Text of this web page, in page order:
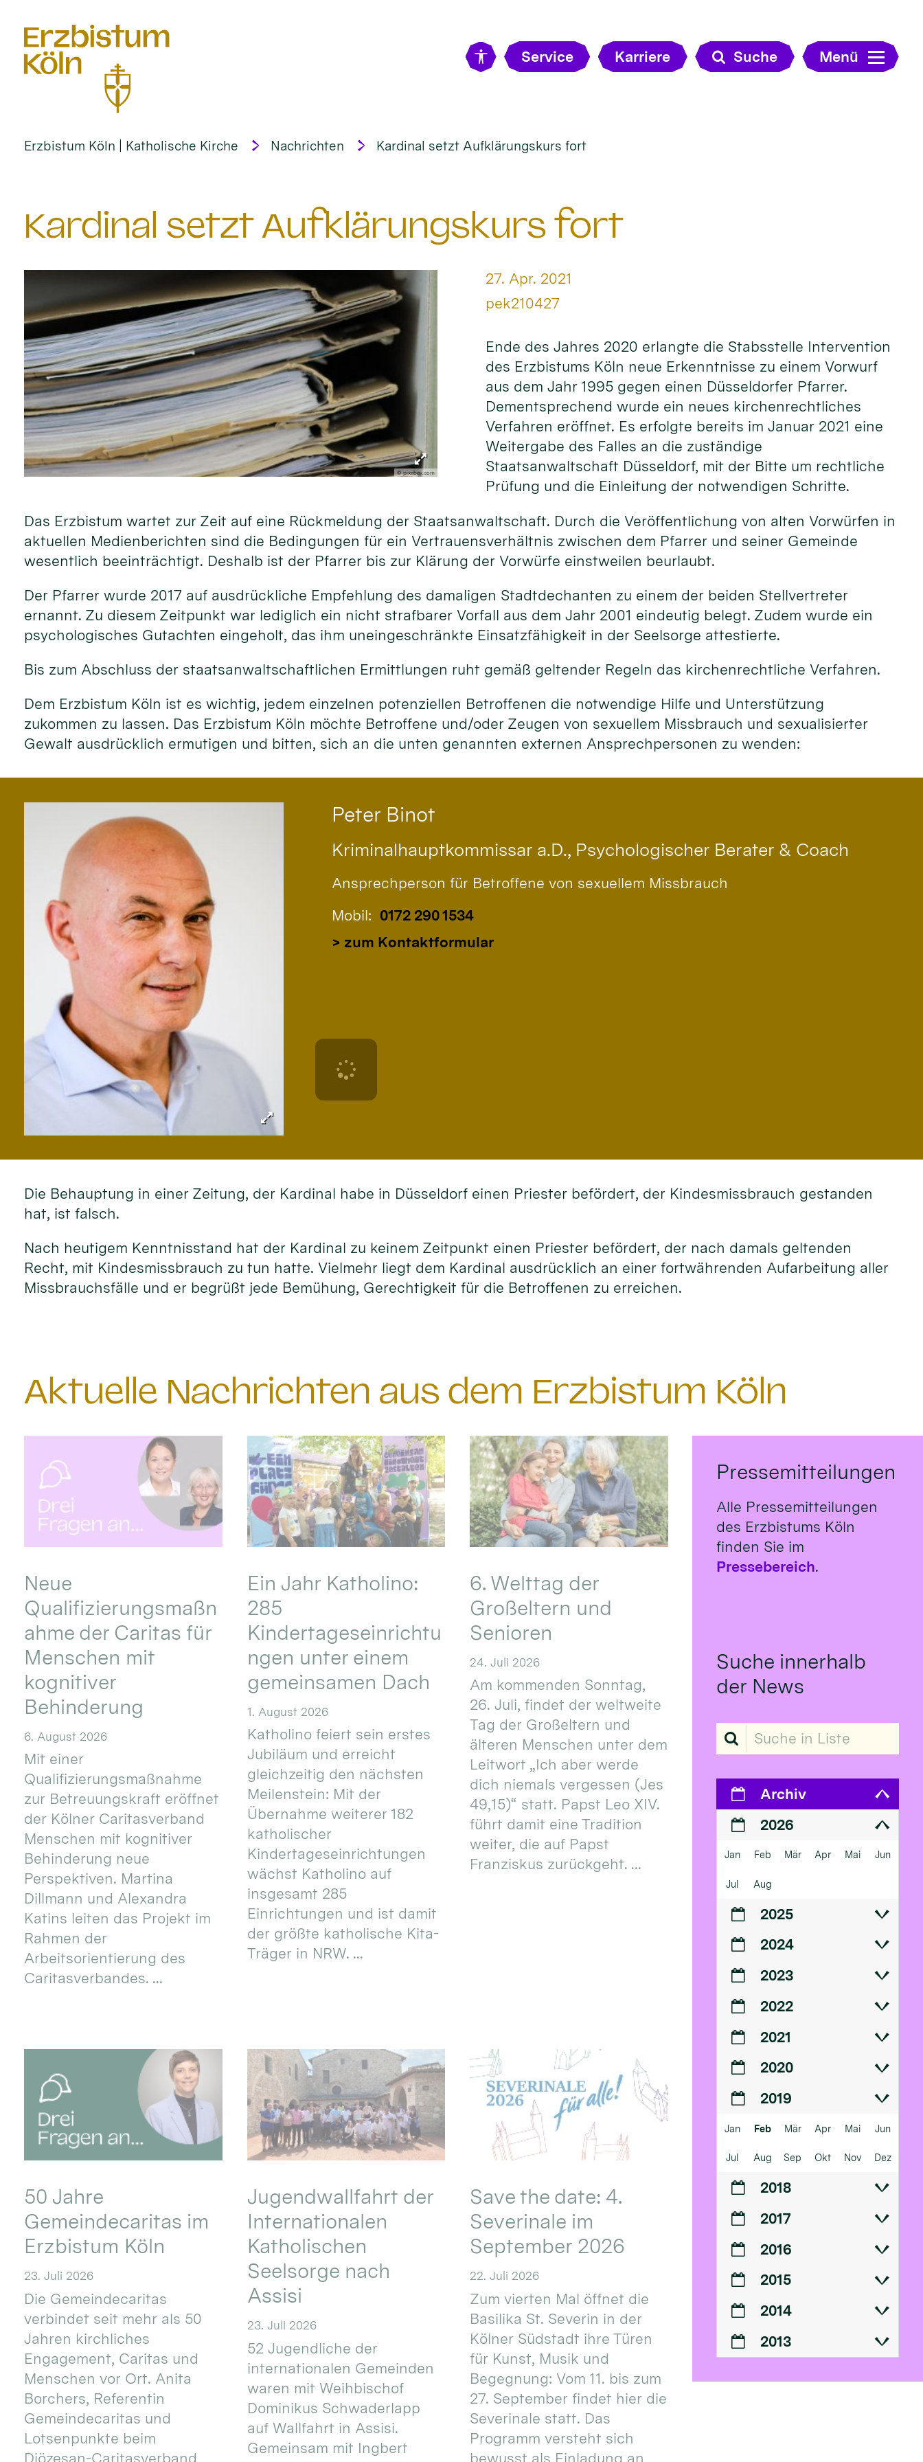
Service Karriere Suche Menü
Erzbistum Köln | Katholische Kirche Nachrichten Kardinal setzt Aufklärungskurs fort
Kardinal setzt Aufklärungskurs fort
© pixabay.com
Datum:
27. Apr. 2021
Von:
pek210427
Ende des Jahres 2020 erlangte die Stabsstelle Intervention
des Erzbistums Köln neue Erkenntnisse zu einem Vorwurf
aus dem Jahr 1995 gegen einen Düsseldorfer Pfarrer.
Dementsprechend wurde ein neues kirchenrechtliches
Verfahren eröffnet. Es erfolgte bereits im Januar 2021 eine
Weitergabe des Falles an die zuständige
Staatsanwaltschaft Düsseldorf, mit der Bitte um rechtliche
Prüfung und die Einleitung der notwendigen Schritte.
Das Erzbistum wartet zur Zeit auf eine Rückmeldung der Staatsanwaltschaft. Durch die Veröffentlichung von alten Vorwürfen in
aktuellen Medienberichten sind die Bedingungen für ein Vertrauensverhältnis zwischen dem Pfarrer und seiner Gemeinde
wesentlich beeinträchtigt. Deshalb ist der Pfarrer bis zur Klärung der Vorwürfe einstweilen beurlaubt.
Der Pfarrer wurde 2017 auf ausdrückliche Empfehlung des damaligen Stadtdechanten zu einem der beiden Stellvertreter
ernannt. Zu diesem Zeitpunkt war lediglich ein nicht strafbarer Vorfall aus dem Jahr 2001 eindeutig belegt. Zudem wurde ein
psychologisches Gutachten eingeholt, das ihm uneingeschränkte Einsatzfähigkeit in der Seelsorge attestierte.
Bis zum Abschluss der staatsanwaltschaftlichen Ermittlungen ruht gemäß geltender Regeln das kirchenrechtliche Verfahren.
Dem Erzbistum Köln ist es wichtig, jedem einzelnen potenziellen Betroffenen die notwendige Hilfe und Unterstützung
zukommen zu lassen. Das Erzbistum Köln möchte Betroffene und/oder Zeugen von sexuellem Missbrauch und sexualisierter
Gewalt ausdrücklich ermutigen und bitten, sich an die unten genannten externen Ansprechpersonen zu wenden:
Peter Binot
Kriminalhauptkommissar a.D., Psychologischer Berater & Coach
Ansprechperson für Betroffene von sexuellem Missbrauch
Mobil: 0172 290 1534
> zum Kontaktformular
Die Behauptung in einer Zeitung, der Kardinal habe in Düsseldorf einen Priester befördert, der Kindesmissbrauch gestanden
hat, ist falsch.
Nach heutigem Kenntnisstand hat der Kardinal zu keinem Zeitpunkt einen Priester befördert, der nach damals geltenden
Recht, mit Kindesmissbrauch zu tun hatte. Vielmehr liegt dem Kardinal ausdrücklich an einer fortwährenden Aufarbeitung aller
Missbrauchsfälle und er begrüßt jede Bemühung, Gerechtigkeit für die Betroffenen zu erreichen.
Aktuelle Nachrichten aus dem Erzbistum Köln
Neue
Qualifizierungsmaßn
ahme der Caritas für
Menschen mit
kognitiver
Behinderung
6. August 2026
Mit einer
Qualifizierungsmaßnahme
zur Betreuungskraft eröffnet
der Kölner Caritasverband
Menschen mit kognitiver
Behinderung neue
Perspektiven. Martina
Dillmann und Alexandra
Katins leiten das Projekt im
Rahmen der
Arbeitsorientierung des
Caritasverbandes. ...
Ein Jahr Katholino:
285
Kindertageseinrichtu
ngen unter einem
gemeinsamen Dach
1. August 2026
Katholino feiert sein erstes
Jubiläum und erreicht
gleichzeitig den nächsten
Meilenstein: Mit der
Übernahme weiterer 182
katholischer
Kindertageseinrichtungen
wächst Katholino auf
insgesamt 285
Einrichtungen und ist damit
der größte katholische Kita-
Träger in NRW. ...
6. Welttag der
Großeltern und
Senioren
24. Juli 2026
Am kommenden Sonntag,
26. Juli, findet der weltweite
Tag der Großeltern und
älteren Menschen unter dem
Leitwort „Ich aber werde
dich niemals vergessen (Jes
49,15)“ statt. Papst Leo XIV.
führt damit eine Tradition
weiter, die auf Papst
Franziskus zurückgeht. ...
50 Jahre
Gemeindecaritas im
Erzbistum Köln
23. Juli 2026
Die Gemeindecaritas
verbindet seit mehr als 50
Jahren kirchliches
Engagement, Caritas und
Menschen vor Ort. Anita
Borchers, Referentin
Gemeindecaritas und
Lotsenpunkte beim
Diözesan-Caritasverband
Jugendwallfahrt der
Internationalen
Katholischen
Seelsorge nach
Assisi
23. Juli 2026
52 Jugendliche der
internationalen Gemeinden
waren mit Weihbischof
Dominikus Schwaderlapp
auf Wallfahrt in Assisi.
Gemeinsam mit Ingbert
Save the date: 4.
Severinale im
September 2026
22. Juli 2026
Zum vierten Mal öffnet die
Basilika St. Severin in der
Kölner Südstadt ihre Türen
für Kunst, Musik und
Begegnung: Vom 11. bis zum
27. September findet hier die
Severinale statt. Das
Programm versteht sich
bewusst als Einladung an
Pressemitteilungen
Alle Pressemitteilungen
des Erzbistums Köln
finden Sie im
Pressebereich.
Suche innerhalb
der News
Suche in Liste
Archiv
2026
Jan Feb Mär Apr Mai Jun
Jul Aug
2025
2024
2023
2022
2021
2020
2019
Jan Feb Mär Apr Mai Jun
Jul Aug Sep Okt Nov Dez
2018
2017
2016
2015
2014
2013